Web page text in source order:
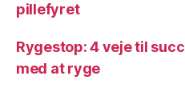
pillefyret
Rygestop: 4 veje til
med at ryge